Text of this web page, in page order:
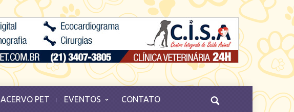
ACERVO PET EVENTOS CONTATO